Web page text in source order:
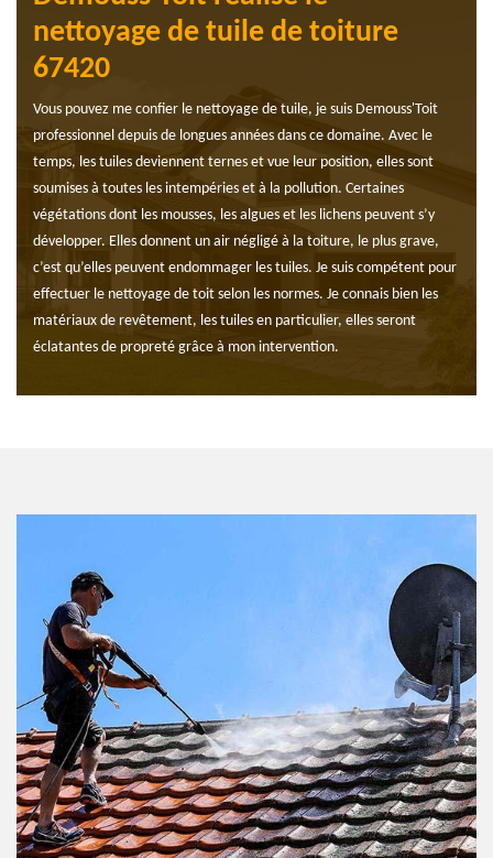
nettoyage de tuile de toiture
67420
Vous pouvez me confier le nettoyage de tuile, je suis Demouss'Toit
professionnel depuis de longues années dans ce domaine. Avec le
temps, les tuiles deviennent ternes et vue leur position, elles sont
soumises à toutes les intempéries et à la pollution. Certaines
végétations dont les mousses, les algues et les lichens peuvent s’y
développer. Elles donnent un air négligé à la toiture, le plus grave,
c’est qu’elles peuvent endommager les tuiles. Je suis compétent pour
effectuer le nettoyage de toit selon les normes. Je connais bien les
matériaux de revêtement, les tuiles en particulier, elles seront
éclatantes de propreté grâce à mon intervention.